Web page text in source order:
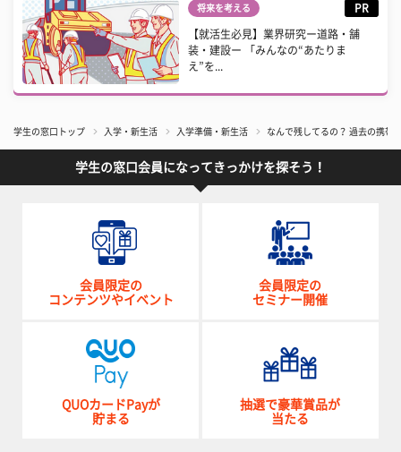
将来を考える PR
【就活生必見】業界研究ー道路・舗
装・建設ー 「みんなの“あたりま
え”を...
学生の窓口トップ 入学・新生活 入学準備・新生活 なんで残してるの？ 過去の携帯
学生の窓口会員になってきっかけを探そう！
会員限定の
コンテンツやイベント
会員限定の
セミナー開催
QUOカードPayが
貯まる
抽選で豪華賞品が
当たる